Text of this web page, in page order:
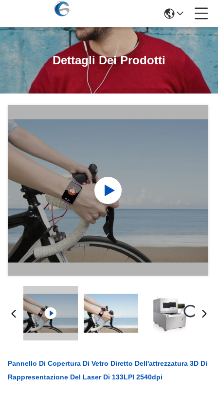
Dettagli Dei Prodotti
Pannello Di Copertura Di Vetro Diretto Dell'attrezzatura 3D Di
Rappresentazione Del Laser Di 133LPI 2540dpi